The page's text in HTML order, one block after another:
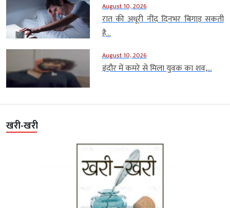
August 10, 2026
रात की अधूरी नींद दिनभर बिगाड़ सकती
है...
August 10, 2026
इंदौर में कमरे से मिला युवक का शव,...
खरी-खरी